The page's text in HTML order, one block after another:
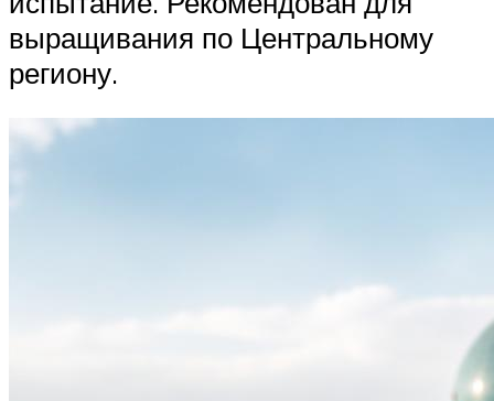
выращивания по Центральному
региону.